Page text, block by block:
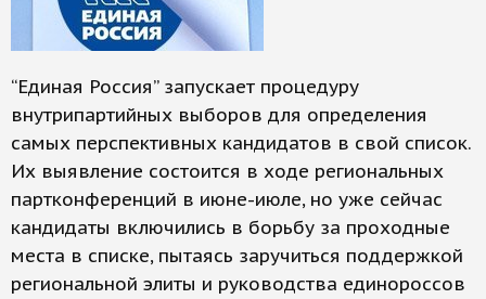
“Единая Россия” запускает процедуру
внутрипартийных выборов для определения
самых перспективных кандидатов в свой список.
Их выявление состоится в ходе региональных
партконференций в июне-июле, но уже сейчас
кандидаты включились в борьбу за проходные
места в списке, пытаясь заручиться поддержкой
региональной элиты и руководства единороссов